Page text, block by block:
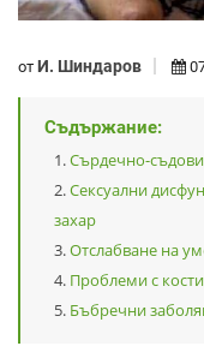
от И. Шиндаров
Съдържание:
Сърдечно-
Сексуални
захар
Отслабване на
Проблеми с
Бъбречни